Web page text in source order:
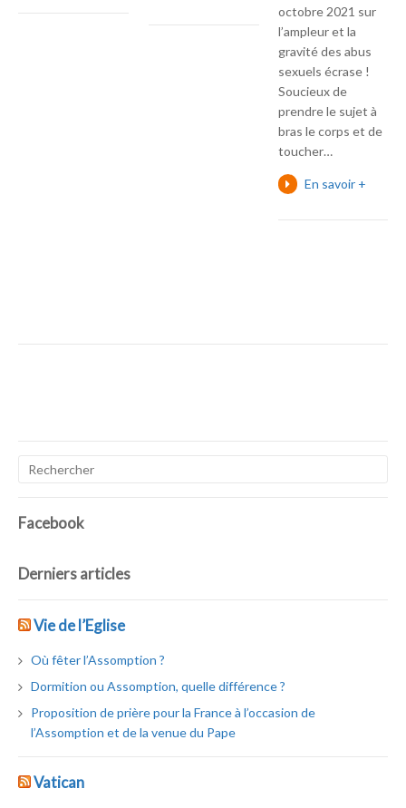
octobre 2021 sur
l’ampleur et la
gravité des abus
sexuels écrase !
Soucieux de
prendre le sujet à
bras le corps et de
toucher…
En savoir +
Facebook
Derniers articles
Vie de l’Eglise
Où fêter l’Assomption ?
Dormition ou Assomption, quelle différence ?
Proposition de prière pour la France à l’occasion de
l’Assomption et de la venue du Pape
Vatican